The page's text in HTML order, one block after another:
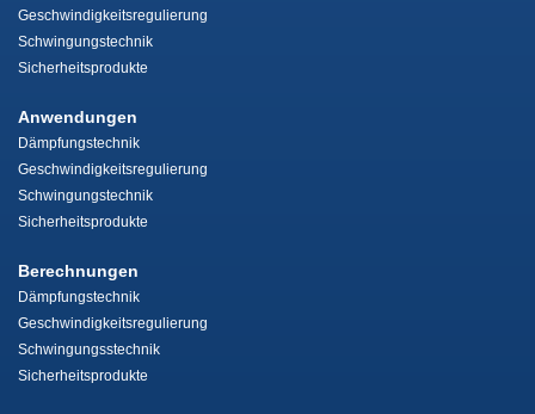
Geschwindigkeitsregulierung
Schwingungstechnik
Sicherheitsprodukte
Anwendungen
Dämpfungstechnik
Geschwindigkeitsregulierung
Schwingungstechnik
Sicherheitsprodukte
Berechnungen
Dämpfungstechnik
Geschwindigkeitsregulierung
Schwingungsstechnik
Sicherheitsprodukte